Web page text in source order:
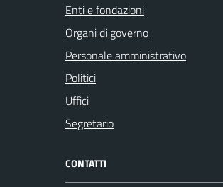
Enti e fondazioni
Organi di governo
Personale amministrativo
Politici
Uffici
Segretario
CONTATTI